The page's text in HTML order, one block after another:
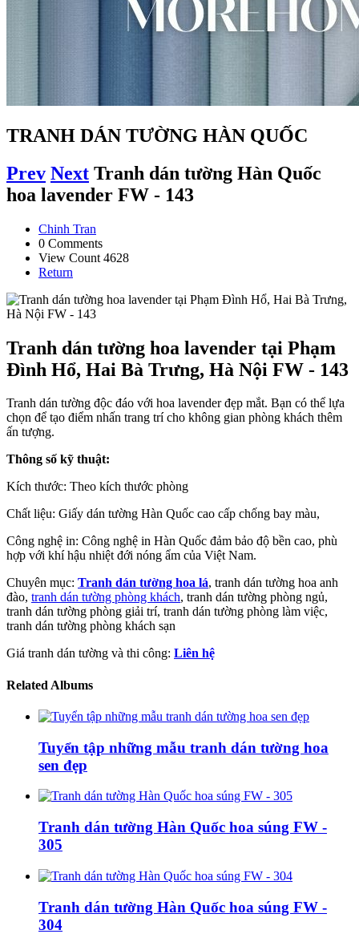
TRANH DÁN TƯỜNG HÀN QUỐC
Prev Next Tranh dán tường Hàn Quốc
hoa lavender FW - 143
Chinh Tran
0 Comments
View Count 4628
Return
Tranh dán tường hoa lavender tại Phạm
Đình Hổ, Hai Bà Trưng, Hà Nội FW - 143
Tranh dán tường độc đáo với hoa lavender đẹp mắt. Bạn có thể lựa
chọn để tạo điểm nhấn trang trí cho không gian phòng khách thêm
ấn tượng.
Thông số kỹ thuật:
Kích thước: Theo kích thước phòng
Chất liệu: Giấy dán tường Hàn Quốc cao cấp chống bay màu,
Công nghệ in: Công nghệ in Hàn Quốc đảm bảo độ bền cao, phù
hợp với khí hậu nhiệt đới nóng ẩm của Việt Nam.
Chuyên mục: Tranh dán tường hoa lá, tranh dán tường hoa anh
đào, tranh dán tường phòng khách, tranh dán tường phòng ngủ,
tranh dán tường phòng giải trí, tranh dán tường phòng làm việc,
tranh dán tường phòng khách sạn
Giá tranh dán tường và thi công: Liên hệ
Related Albums
Tuyển tập những mẫu tranh dán tường hoa
sen đẹp
Tranh dán tường Hàn Quốc hoa súng FW -
305
Tranh dán tường Hàn Quốc hoa súng FW -
304